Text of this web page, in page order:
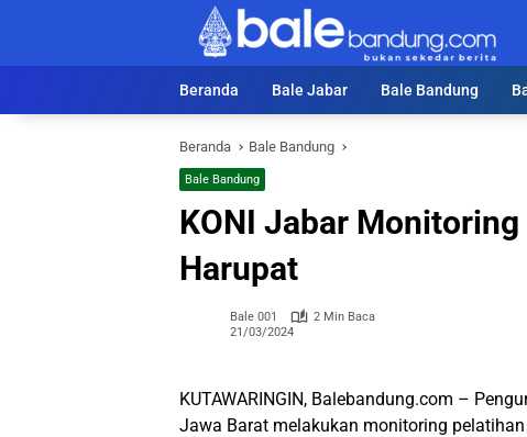
Beranda Bale Jabar Bale Bandung
Beranda Bale Bandung
Bale Bandung
KONI Jabar
Harupat
Bale 001
2 Min Baca
21/03/2024
KUTAWARINGIN, Balebandung.com –
Jawa Barat melakukan monitoring